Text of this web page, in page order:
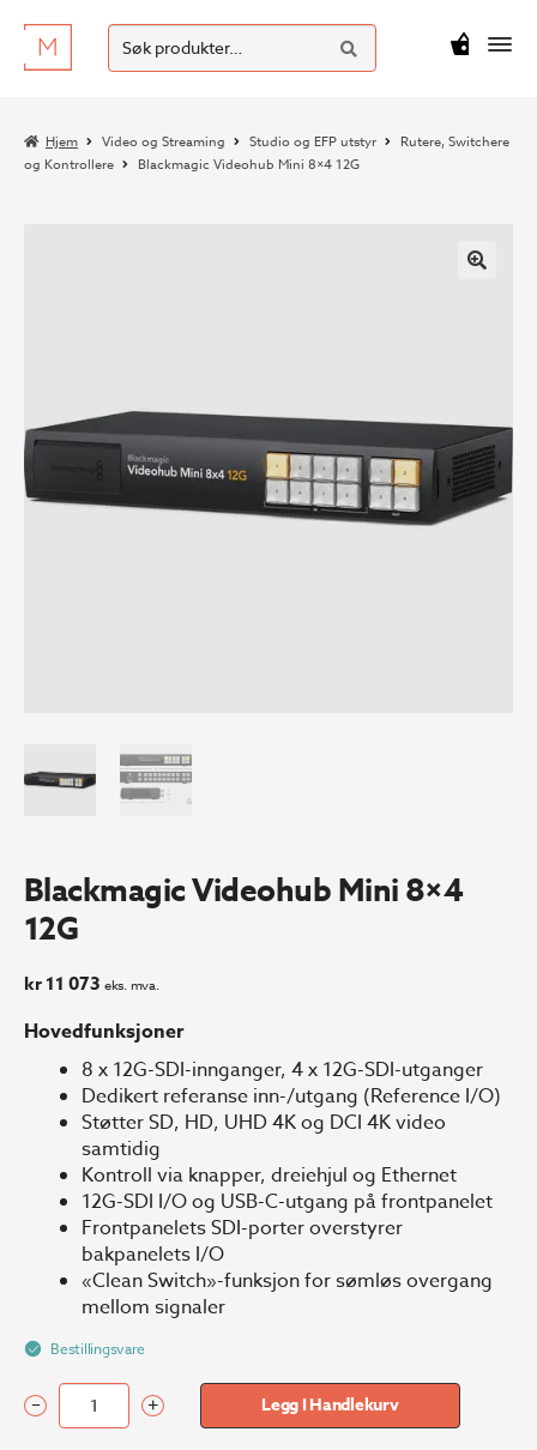
Hopp
til
Hopp
til
Søk
etter:
SØK
kr0
Hjem Video og Streaming Studio og EFP utstyr
Rutere, Switchere
og Kontrollere
Blackmagic Videohub Mini 8×4 12G
Blackmagic Videohub Mini 8×4
12G
kr11 073 eks. mva.
Hovedfunksjoner
8 x 12G-SDI-innganger, 4 x 12G-SDI-utganger
Dedikert referanse inn-/utgang (Reference I/O)
Støtter SD, HD, UHD 4K og DCI 4K video
samtidig
Kontroll via knapper, dreiehjul og Ethernet
12G-SDI I/O og USB-C-utgang på frontpanelet
Frontpanelets SDI-porter overstyrer
bakpanelets I/O
«Clean Switch»-funksjon for sømløs overgang
mellom signaler
Bestillingsvare
Blackmagic
– + Legg I Handlekurv